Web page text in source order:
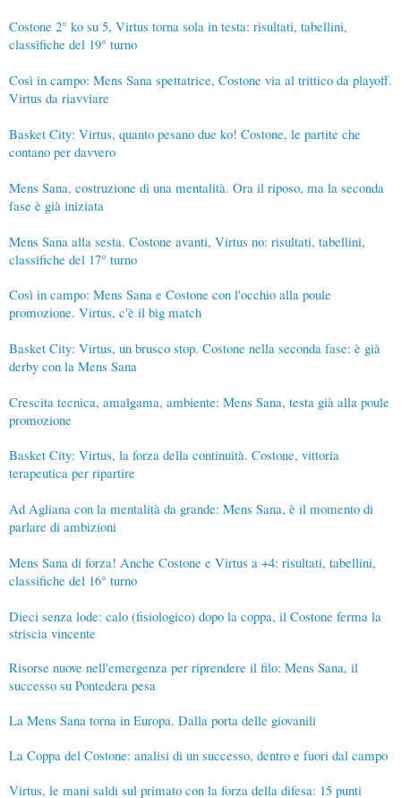
Costone 2° ko su 5, Virtus torna sola in testa: risultati, tabellini,
classifiche del 19° turno
Così in campo: Mens Sana spettatrice, Costone via al trittico da playoff.
Virtus da riavviare
Basket City: Virtus, quanto pesano due ko! Costone, le partite che
contano per davvero
Mens Sana, costruzione di una mentalità. Ora il riposo, ma la seconda
fase è già iniziata
Mens Sana alla sesta. Costone avanti, Virtus no: risultati, tabellini,
classifiche del 17° turno
Così in campo: Mens Sana e Costone con l'occhio alla poule
promozione. Virtus, c'è il big match
Basket City: Virtus, un brusco stop. Costone nella seconda fase: è già
derby con la Mens Sana
Crescita tecnica, amalgama, ambiente: Mens Sana, testa già alla poule
promozione
Basket City: Virtus, la forza della continuità. Costone, vittoria
terapeutica per ripartire
Ad Agliana con la mentalità da grande: Mens Sana, è il momento di
parlare di ambizioni
Mens Sana di forza! Anche Costone e Virtus a +4: risultati, tabellini,
classifiche del 16° turno
Dieci senza lode: calo (fisiologico) dopo la coppa, il Costone ferma la
striscia vincente
Risorse nuove nell'emergenza per riprendere il filo: Mens Sana, il
successo su Pontedera pesa
La Mens Sana torna in Europa. Dalla porta delle giovanili
La Coppa del Costone: analisi di un successo, dentro e fuori dal campo
Virtus, le mani saldi sul primato con la forza della difesa: 15 punti